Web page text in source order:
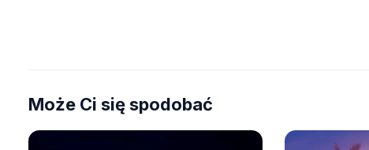
Może Ci się spodobać